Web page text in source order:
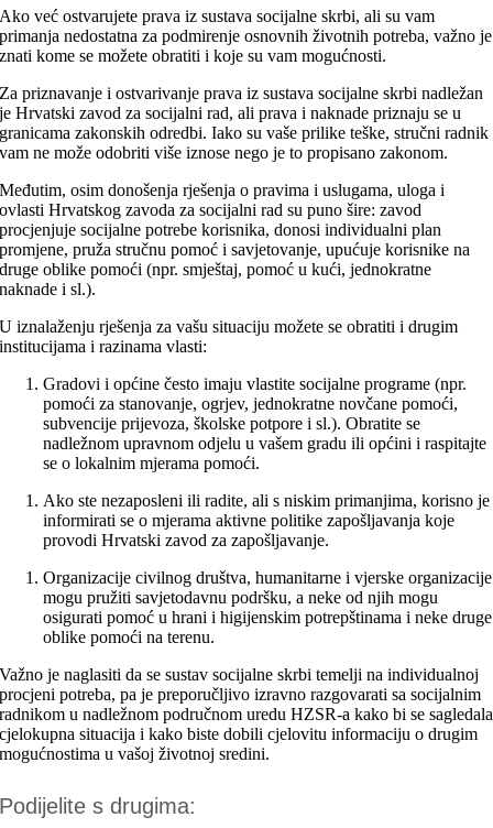
Ako već ostvarujete prava iz sustava socijalne skrbi, ali su vam
primanja nedostatna za podmirenje osnovnih životnih potreba, važno je
znati kome se možete obratiti i koje su vam mogućnosti.
Za priznavanje i ostvarivanje prava iz sustava socijalne skrbi nadležan
je Hrvatski zavod za socijalni rad, ali prava i naknade priznaju se u
granicama zakonskih odredbi. Iako su vaše prilike teške, stručni radnik
vam ne može odobriti više iznose nego je to propisano zakonom.
Međutim, osim donošenja rješenja o pravima i uslugama, uloga i
ovlasti Hrvatskog zavoda za socijalni rad su puno šire: zavod
procjenjuje socijalne potrebe korisnika, donosi individualni plan
promjene, pruža stručnu pomoć i savjetovanje, upućuje korisnike na
druge oblike pomoći (npr. smještaj, pomoć u kući, jednokratne
naknade i sl.).
U iznalaženju rješenja za vašu situaciju možete se obratiti i drugim
institucijama i razinama vlasti:
Gradovi i općine često imaju vlastite socijalne programe (npr.
pomoći za stanovanje, ogrjev, jednokratne novčane pomoći,
subvencije prijevoza, školske potpore i sl.). Obratite se
nadležnom upravnom odjelu u vašem gradu ili općini i raspitajte
se o lokalnim mjerama pomoći.
Ako ste nezaposleni ili radite, ali s niskim primanjima, korisno je
informirati se o mjerama aktivne politike zapošljavanja koje
provodi Hrvatski zavod za zapošljavanje.
Organizacije civilnog društva, humanitarne i vjerske organizacije
mogu pružiti savjetodavnu podršku, a neke od njih mogu
osigurati pomoć u hrani i higijenskim potrepštinama i neke druge
oblike pomoći na terenu.
Važno je naglasiti da se sustav socijalne skrbi temelji na individualnoj
procjeni potreba, pa je preporučljivo izravno razgovarati sa socijalnim
radnikom u nadležnom područnom uredu HZSR-a kako bi se sagledala
cjelokupna situacija i kako biste dobili cjelovitu informaciju o drugim
mogućnostima u vašoj životnoj sredini.
Podijelite s drugima: